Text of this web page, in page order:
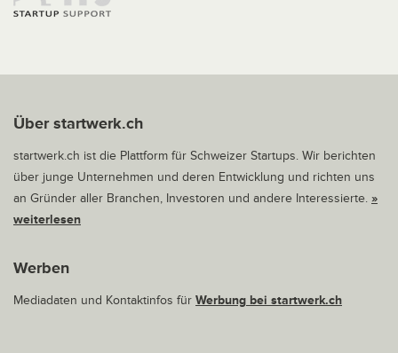
Über startwerk.ch
startwerk.ch ist die Plattform für Schweizer Startups. Wir berichten
über junge Unternehmen und deren Entwicklung und richten uns
an Gründer aller Branchen, Investoren und andere Interessierte. »
weiterlesen
Werben
Mediadaten und Kontaktinfos für Werbung bei startwerk.ch